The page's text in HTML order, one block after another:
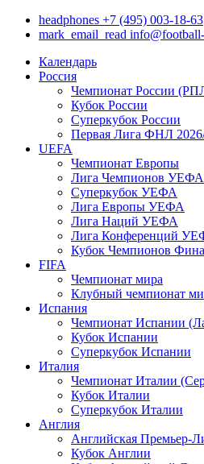
headphones +7 (495) 003-18-63
mark_email_read
Календарь
Россия
Чемпионат России
Кубок России
Суперкубок России
Первая Лига ФНЛ
UEFA
Чемпионат Европы
Лига Чемпионов УЕФА
Суперкубок УЕФА
Лига Европы УЕФА
Лига Наций УЕФА
Лига Конференций
Кубок Чемпионов
FIFA
Чемпионат мира
Клубный чемпионат
Испания
Чемпионат Испании
Кубок Испании
Суперкубок Испании
Италия
Чемпионат Италии
Кубок Италии
Суперкубок Италии
Англия
Английская Премьер-
Кубок Англии